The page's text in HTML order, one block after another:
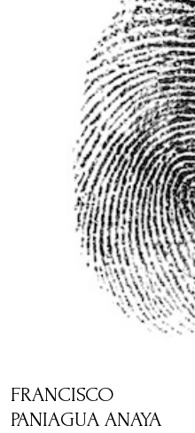
FRANCISCO
PANIAGUA ANAYA